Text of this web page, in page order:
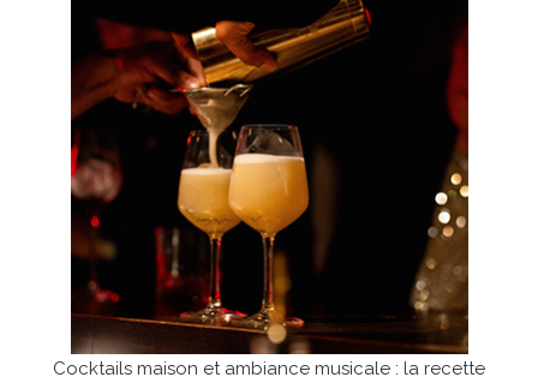
Cocktails maison et ambiance musicale : la recette